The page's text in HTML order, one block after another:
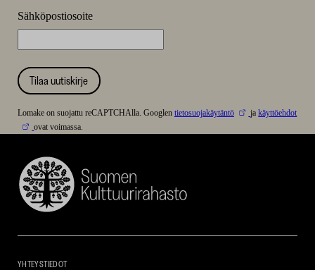
Sähköpostiosoite
Tilaa uutiskirje
Lomake on suojattu reCAPTCHAlla. Googlen tietosuojakäytäntö jakäyttöehdot
ovat voimassa.
Suomen
Kulttuurirahasto
YHTEYSTIEDOT